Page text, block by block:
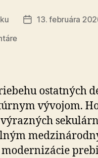
Dátum
13. februára
nárok
na
humanistické
vzdelávanie
(2)
os­tat­ných
vývojom.
modernizácie